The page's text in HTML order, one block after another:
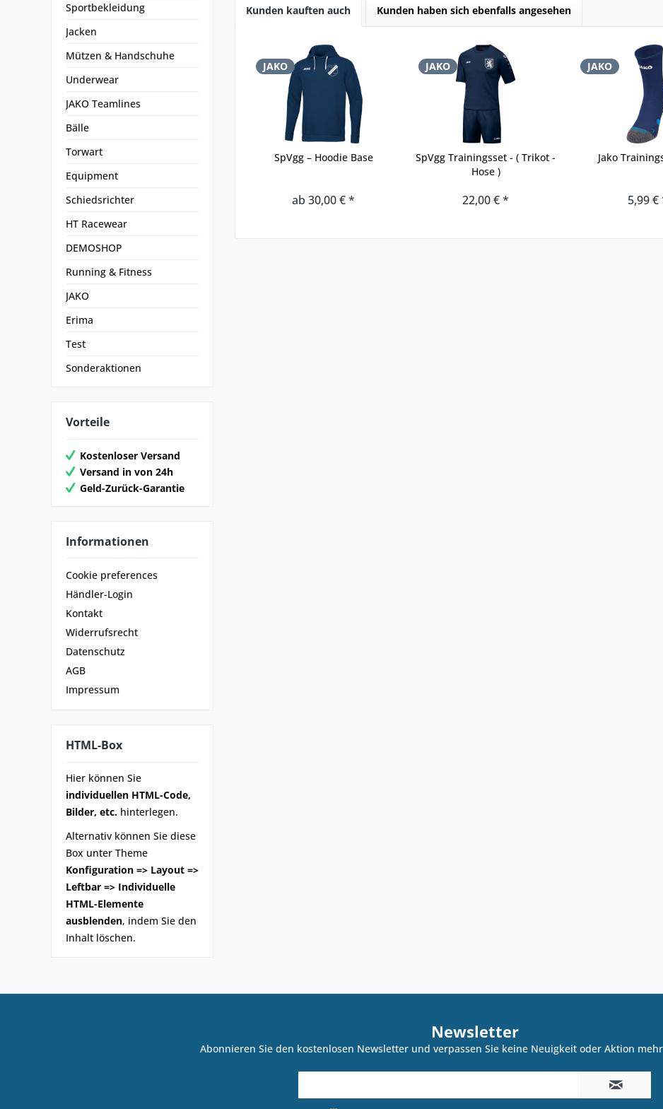
Sportbekleidung
Jacken
Mützen & Handschuhe
Underwear
JAKO Teamlines
Bälle
Torwart
Equipment
Schiedsrichter
HT Racewear
DEMOSHOP
Running & Fitness
JAKO
Erima
Test
Sonderaktionen
Vorteile
Kostenloser Versand
Versand in von 24h
Geld-Zurück-Garantie
Informationen
Cookie preferences
Händler-Login
Kontakt
Widerrufsrecht
Datenschutz
AGB
Impressum
HTML-Box
Hier können Sie
individuellen HTML-Code,
Bilder, etc. hinterlegen.
Alternativ können Sie diese
Box unter Theme
Konfiguration => Layout =>
Leftbar => Individuelle
HTML-Elemente
ausblenden, indem Sie den
Inhalt löschen.
Kunden kauften auch Kunden haben sich ebenfalls angesehen
JAKO
SpVgg – Hoodie Base
ab 30,00 € *
JAKO
SpVgg Trainingsset - ( Trikot -
Hose )
22,00 € *
JAKO
Jako
5,99 €
Newsletter
Abonnieren Sie den kostenlosen Newsletter und verpassen Sie keine Neuigkeit oder Aktion mehr